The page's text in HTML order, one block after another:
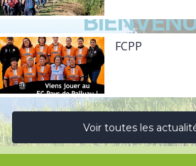
SAINTFCPP
Voir toutes les